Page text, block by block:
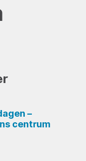
–
centrum